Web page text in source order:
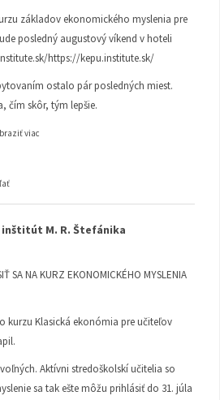
základov ekonomického myslenia pre
posledný augustový víkend v hoteli
https://kepu.institute.sk/
ostalo pár posledných miest.
čím skôr, tým lepšie.
viac
M. R. Štefánika
SA NA KURZ EKONOMICKÉHO MYSLENIA
kurzu Klasická ekonómia pre učiteľov
Aktívni stredoškolskí učitelia so
sa tak ešte môžu prihlásiť do 31. júla